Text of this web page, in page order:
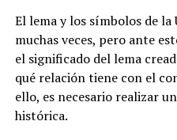
El lema y los símbolos de
muchas veces, pero ante
el significado del lema
qué relación tiene con el
ello, es necesario realizar
histórica.